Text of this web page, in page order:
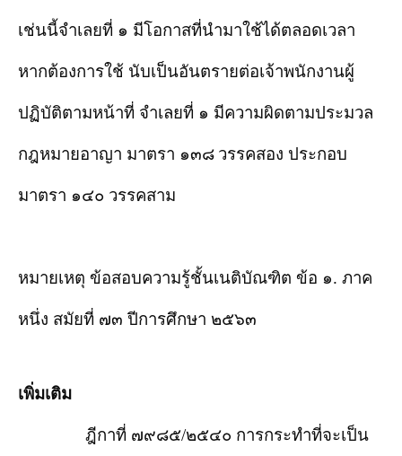
เช่นนี้จำเลยที่ ๑ มีโอกาสที่นำมาใช้ได้ตลอดเวลา
หากต้องการใช้ นับเป็นอันตรายต่อเจ้าพนักงานผู้
ปฏิบัติตามหน้าที่ จำเลยที่ ๑ มีความผิดตามประมวล
กฎหมายอาญา มาตรา ๑๓๘ วรรคสอง ประกอบ
มาตรา ๑๔๐ วรรคสาม
หมายเหตุ ข้อสอบความรู้ชั้นเนติบัณฑิต ข้อ ๑. ภาค
หนึ่ง สมัยที่ ๗๓ ปีการศึกษา ๒๕๖๓
เพิ่มเติม
ฎีกาที่ ๗๙๘๕/๒๕๔๐ การกระทำที่จะเป็น